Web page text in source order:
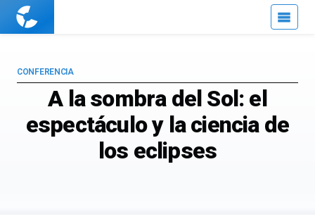
Cuaderno
A la sombra del Sol: el
espectáculo y la ciencia de
los eclipses
CONFERENCIA